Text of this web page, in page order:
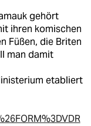
gehört
ihren komischen
Füßen, die Briten
man damit
etabliert